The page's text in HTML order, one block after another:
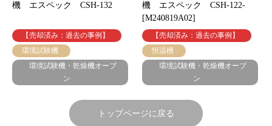
機 エスペック CSH-132
【売却済み：過去の事例】
環境試験機
環境試験機・乾燥機オーブ
ン
機 エスペック CSH-122-
[M240819A02]
【売却済み：過去の事例】
恒温槽
環境試験機・乾燥機オーブ
ン
トップページに戻る